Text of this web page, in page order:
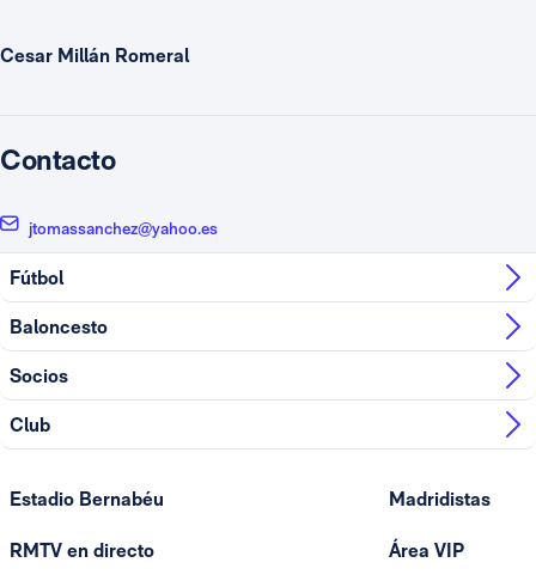
Cesar Millán Romeral
Contacto
jtomassanchez@yahoo.es
Fútbol
Baloncesto
Socios
Club
Estadio Bernabéu
RMTV en directo
Madridistas
Área VIP